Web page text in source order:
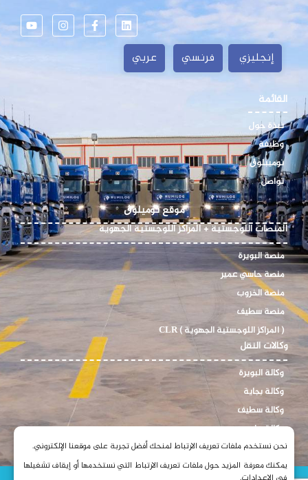
إنجليزي فرنسي عربي
القائمة
نبذة حول
وظيفة
نوميبلوڨ
تواصل
موقع نوميلوڨ
المنصات اللوجستية + المراكز اللوجستية الجهوية
منصة البويرة
منصة حاسي عمير
منصة الخروب
منصة سطيف
( المراكز اللوجستية الجهوية ) CLR
وكالات النقل
وكالة البويرة
وكالة بجاية
وكالة سطيف
وكالة حاسي عمير
نحن نستخدم ملفات تعريف الارتباط لمنحك أفضل تجربة على موقعنا الإلكتروني.
يمكنك معرفة المزيد حول ملفات تعريف الارتباط التي نستخدمها أو إيقاف تشغيلها